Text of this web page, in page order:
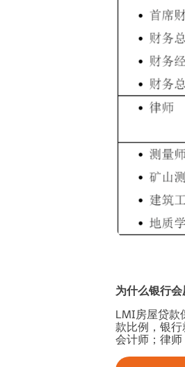
为什么银行
LMI房屋贷款
款比例，银
会计师；律